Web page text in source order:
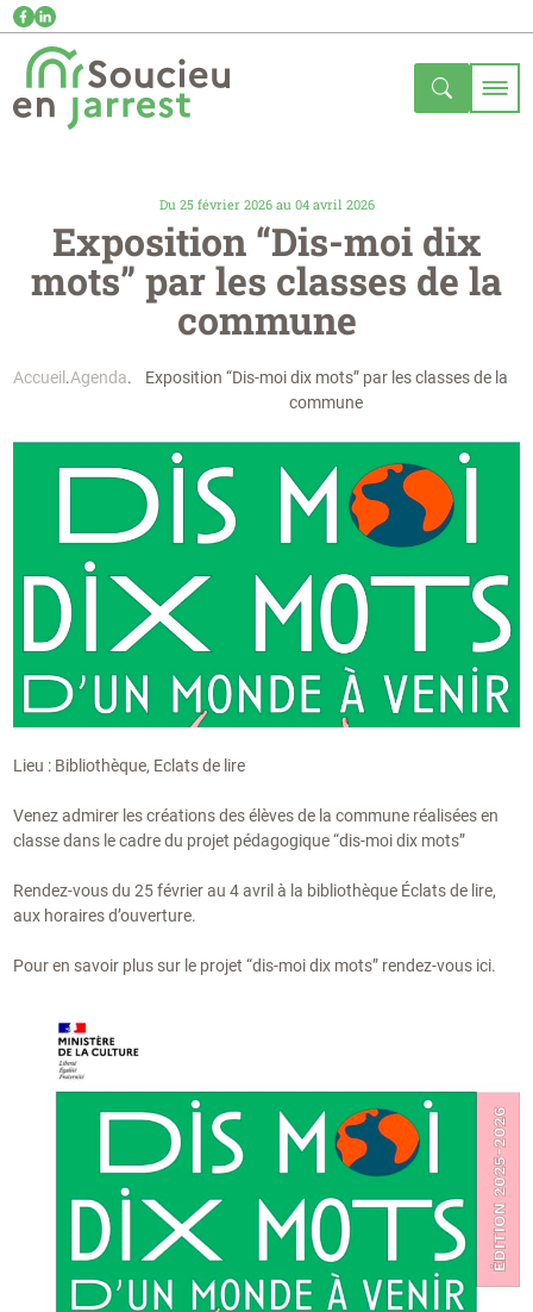
Du 25 février 2026 au 04 avril 2026
Exposition “Dis-moi dix
mots” par les classes de la
commune
Accueil Agenda
Exposition “Dis-moi dix mots” par les classes de la
commune
Lieu : Bibliothèque, Eclats de lire
Venez admirer les créations des élèves de la commune réalisées en
classe dans le cadre du projet pédagogique “dis-moi dix mots”
Rendez-vous du 25 février au 4 avril à la bibliothèque Éclats de lire,
aux horaires d’ouverture.
Pour en savoir plus sur le projet “dis-moi dix mots” rendez-vous ici.